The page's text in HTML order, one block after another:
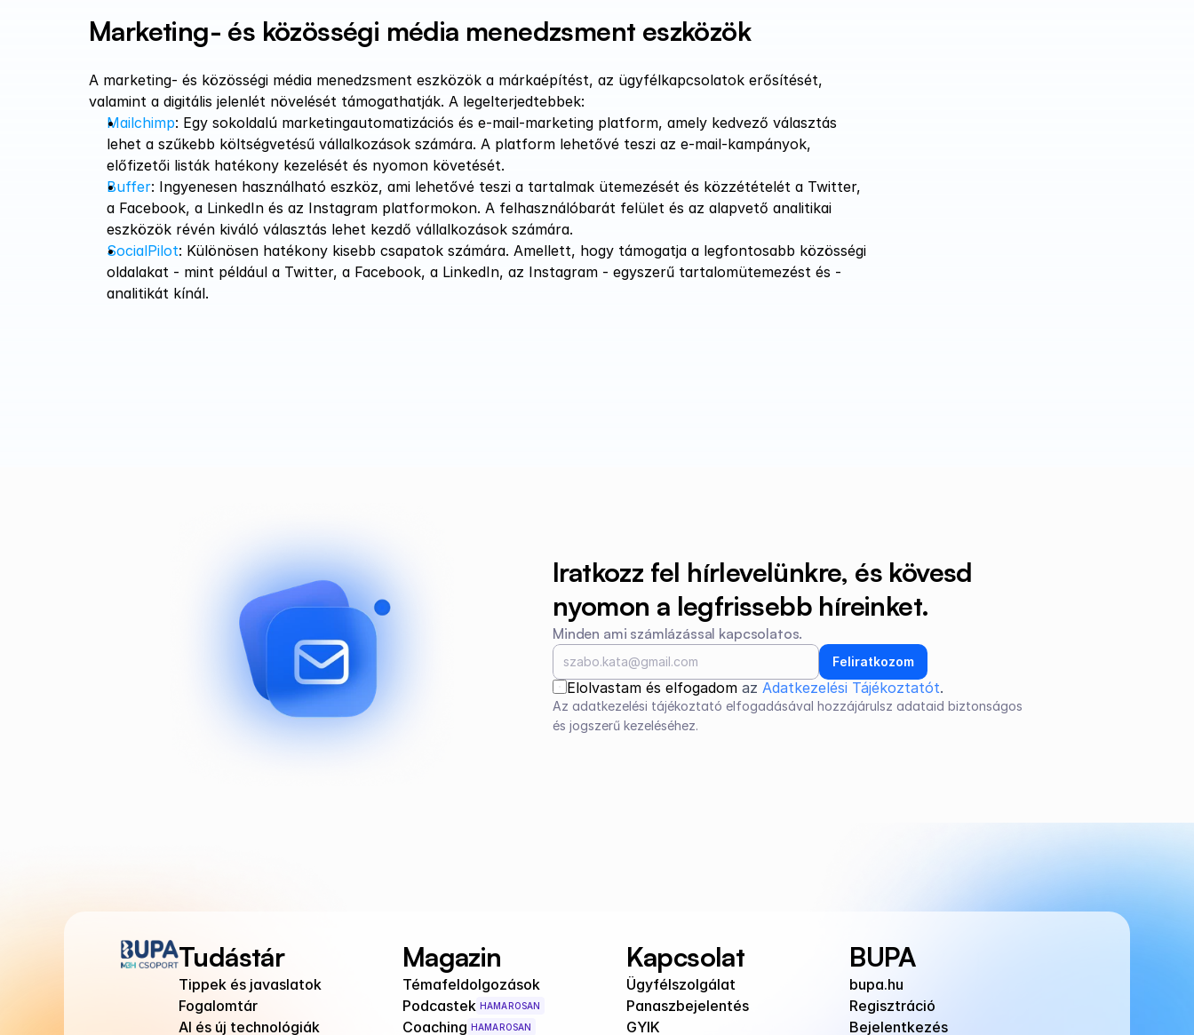
Marketing- és közösségi média menedzsment eszközök
A marketing- és közösségi média menedzsment eszközök a márkaépítést, az ügyfélkapcsolatok erősítését,
valamint a digitális jelenlét növelését támogathatják. A legelterjedtebbek:
Mailchimp: Egy sokoldalú marketingautomatizációs és e-mail-marketing platform, amely kedvező választás
lehet a szűkebb költségvetésű vállalkozások számára. A platform lehetővé teszi az e-mail-kampányok,
előfizetői listák hatékony kezelését és nyomon követését.
Buffer: Ingyenesen használható eszköz, ami lehetővé teszi a tartalmak ütemezését és közzétételét a Twitter,
a Facebook, a LinkedIn és az Instagram platformokon. A felhasználóbarát felület és az alapvető analitikai
eszközök révén kiváló választás lehet kezdő vállalkozások számára​​.
SocialPilot: Különösen hatékony kisebb csapatok számára. Amellett, hogy támogatja a legfontosabb közösségi
oldalakat - mint például a Twitter, a Facebook, a LinkedIn, az Instagram - egyszerű tartalomütemezést és -
analitikát kínál​​.
Iratkozz fel hírlevelünkre, és kövesd
nyomon a legfrissebb híreinket.
Minden ami számlázással kapcsolatos.
Feliratkozom
Elolvastam és elfogadom az Adatkezelési Tájékoztatót.
Az adatkezelési tájékoztató elfogadásával hozzájárulsz adataid biztonságos
és jogszerű kezeléséhez.
Tudástár
Tippek és javaslatok
Fogalomtár
AI és új technológiák
Magazin
Témafeldolgozások
Podcastek HAMAROSAN
Coaching HAMAROSAN
Kapcsolat
Ügyfélszolgálat
Panaszbejelentés
GYIK
BUPA
bupa.hu
Regisztráció
Bejelentkezés